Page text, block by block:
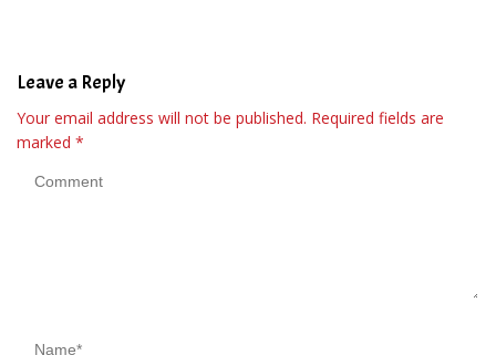
Leave a Reply
Your email address will not be published. Required fields are
marked *